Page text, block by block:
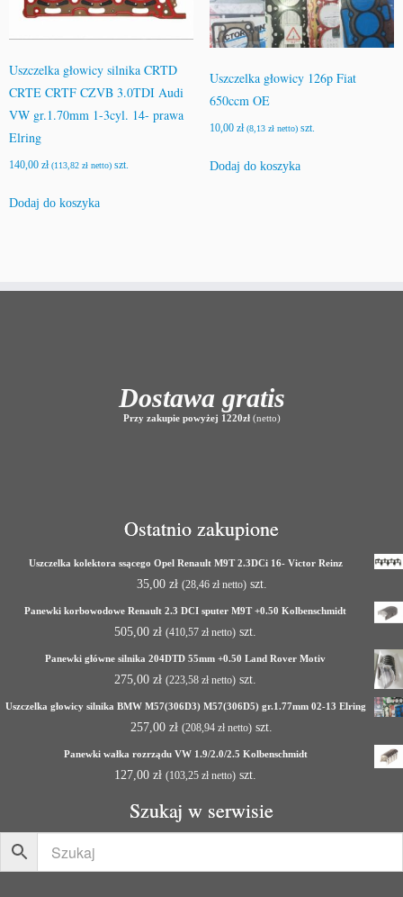
Uszczelka głowicy silnika CRTD
CRTE CRTF CZVB 3.0TDI Audi
VW gr.1.70mm 1-3cyl. 14- prawa
Elring
140,00 zł (113,82 zł netto) szt.
Dodaj do koszyka
Uszczelka głowicy 126p Fiat
650ccm OE
10,00 zł (8,13 złnetto)szt.
Dodaj do koszyka
Dostawa gratis
Przy zakupie powyżej 1220zł(netto)
Ostatnio zakupione
Uszczelka kolektora ssącego Opel Renault M9T 2.3DCi 16- Victor Reinz
35,00 zł (28,46 złnetto)szt.
Panewki korbowodowe Renault 2.3 DCI sputer M9T +0.50 Kolbenschmidt
505,00 zł (410,57 zł netto) szt.
Panewki główne silnika 204DTD 55mm +0.50 Land Rover Motiv
275,00 zł (223,58 zł netto) szt.
Uszczelka głowicy silnika BMW M57(306D3) M57(306D5) gr.1.77mm 02-13 Elring
257,00 zł (208,94 zł netto) szt.
Panewki wałka rozrządu VW 1.9/2.0/2.5 Kolbenschmidt
127,00 zł (103,25 zł netto) szt.
Szukaj w serwisie